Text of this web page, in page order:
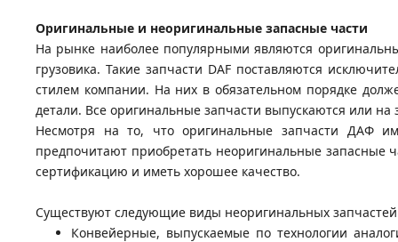
Оригинальные и неоригинальные запасные части
На рынке наиболее популярными являются
грузовика. Такие запчасти DAF поставляются
стилем компании. На них в обязательном порядке
детали. Все оригинальные запчасти выпускаются или
Несмотря на то, что оригинальные запчасти ДАФ
предпочитают приобретать неоригинальные
сертификацию и иметь хорошее качество.
Существуют следующие виды неоригинальных
Конвейерные, выпускаемые по технологии